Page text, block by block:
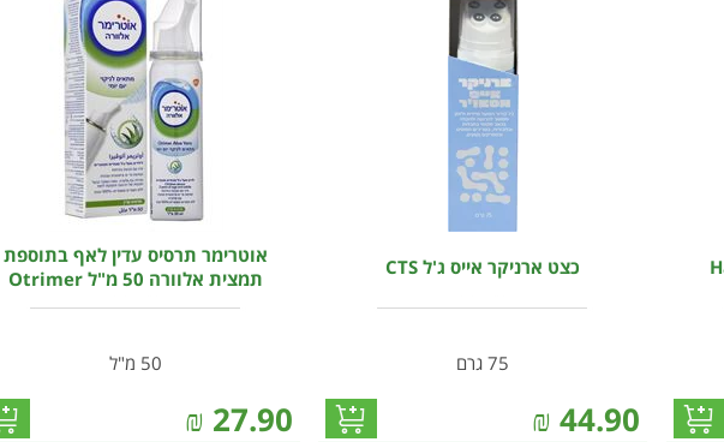
כצט ארניקר אייס ג'ל CTS
75 גרם
44.90
₪
אוטרימר תרסיס עדין לאף בתוספת
תמצית אלוורה 50 מ"ל Otrimer
50 מ"ל
27.90
₪